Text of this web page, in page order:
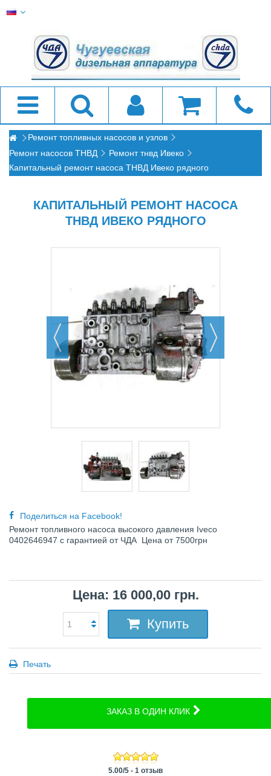
Ремонт топливных насосов и узлов
Ремонт насосов ТНВД
Ремонт тнвд Ивеко
Капитальный ремонт насоса ТНВД Ивеко рядного
КАПИТАЛЬНЫЙ РЕМОНТ НАСОСА
ТНВД ИВЕКО РЯДНОГО
Поделиться на Facebook!
Ремонт топливного насоса высокого давления Iveco
0402646947 с гарантией от ЧДА Цена от 7500грн
Цена: 16 000,00 грн.
Купить
Печать
ЗАКАЗ В ОДИН КЛИК
5.00/5 - 1 отзыв